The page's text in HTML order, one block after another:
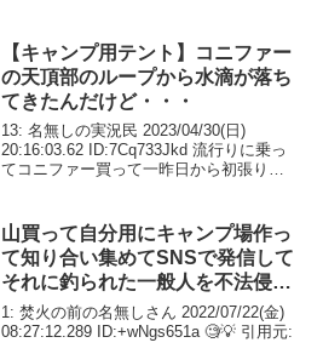
【キャンプ用テント】コニファー
の天頂部のループから水滴が落ち
てきたんだけど・・・
13: 名無しの実況民 2023/04/30(日)
20:16:03.62 ID:7Cq733Jkd 流行りに乗っ
てコニファー買って一昨日から初張り。
き付ければ大丈...
山買って自分用にキャンプ場作っ
て知り合い集めてSNSで発信して
それに釣られた一般人を不法侵入
で訴えたら勝てるの？
1: 焚火の前の名無しさん 2022/07/22(金)
08:27:12.289 ID:+wNgs651a 🧐💡 引用元: